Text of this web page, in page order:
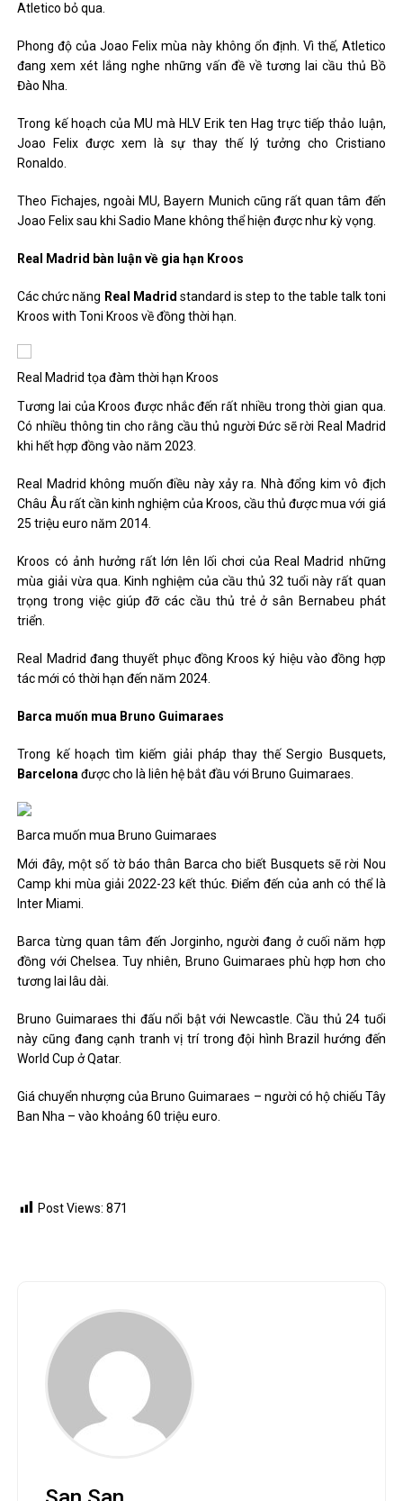
Atletico bỏ qua.
Phong độ của Joao Felix mùa này không ổn định. Vì thế, Atletico
đang xem xét lắng nghe những vấn đề về tương lai cầu thủ Bồ
Đào Nha.
Trong kế hoạch của MU mà HLV Erik ten Hag trực tiếp thảo luận,
Joao Felix được xem là sự thay thế lý tưởng cho Cristiano
Ronaldo.
Theo Fichajes, ngoài MU, Bayern Munich cũng rất quan tâm đến
Joao Felix sau khi Sadio Mane không thể hiện được như kỳ vọng.
Real Madrid bàn luận về gia hạn Kroos
Các chức năng Real Madrid standard is step to the table talk toni
Kroos with Toni Kroos về đồng thời hạn.
Real Madrid tọa đàm thời hạn Kroos
Tương lai của Kroos được nhắc đến rất nhiều trong thời gian qua.
Có nhiều thông tin cho rằng cầu thủ người Đức sẽ rời Real Madrid
khi hết hợp đồng vào năm 2023.
Real Madrid không muốn điều này xảy ra. Nhà đổng kim vô địch
Châu Âu rất cần kinh nghiệm của Kroos, cầu thủ được mua với giá
25 triệu euro năm 2014.
Kroos có ảnh hưởng rất lớn lên lối chơi của Real Madrid những
mùa giải vừa qua. Kinh nghiệm của cầu thủ 32 tuổi này rất quan
trọng trong việc giúp đỡ các cầu thủ trẻ ở sân Bernabeu phát
triển.
Real Madrid đang thuyết phục đồng Kroos ký hiệu vào đồng hợp
tác mới có thời hạn đến năm 2024.
Barca muốn mua Bruno Guimaraes
Trong kế hoạch tìm kiếm giải pháp thay thế Sergio Busquets,
Barcelona được cho là liên hệ bắt đầu với Bruno Guimaraes.
Barca muốn mua Bruno Guimaraes
Mới đây, một số tờ báo thân Barca cho biết Busquets sẽ rời Nou
Camp khi mùa giải 2022-23 kết thúc. Điểm đến của anh có thể là
Inter Miami.
Barca từng quan tâm đến Jorginho, người đang ở cuối năm hợp
đồng với Chelsea. Tuy nhiên, Bruno Guimaraes phù hợp hơn cho
tương lai lâu dài.
Bruno Guimaraes thi đấu nổi bật với Newcastle. Cầu thủ 24 tuổi
này cũng đang cạnh tranh vị trí trong đội hình Brazil hướng đến
World Cup ở Qatar.
Giá chuyển nhượng của Bruno Guimaraes – người có hộ chiếu Tây
Ban Nha – vào khoảng 60 triệu euro.
Post Views: 871